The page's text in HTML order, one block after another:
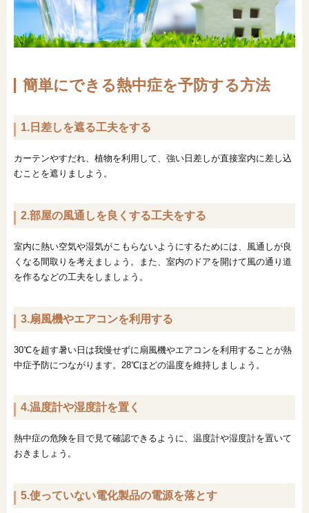
簡単にできる熱中症を予防する方法
1.日差しを遮る工夫をする
カーテンやすだれ、植物を利用して、強い日差しが直接室内に差し込
むことを遮りましよう。
2.部屋の風通しを良くする工夫をする
室内に熱い空気や湿気がこもらないようにするためには、風通しが良
くなる間取りを考えましょう。また、室内のドアを開けて風の通り道
を作るなどの工夫をしましょう。
3.扇風機やエアコンを利用する
30℃を超す暑い日は我慢せずに扇風機やエアコンを利用することが熱
中症予防につながります。28℃ほどの温度を維持しましょう。
4.温度計や湿度計を置く
熱中症の危険を目で見て確認できるように、温度計や湿度計を置いて
おきましょう。
5.使っていない電化製品の電源を落とす